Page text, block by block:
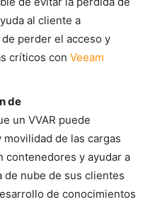
al cliente a
perder el acceso y
críticos con Veeam
de
un VVAR puede
de las cargas
contenedores y ayudar a
de nube de sus clientes
de conocimientos